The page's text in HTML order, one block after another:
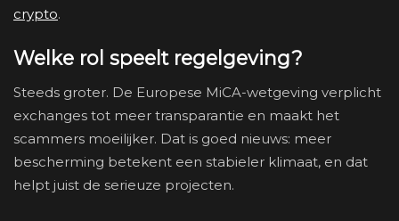
crypto.
Welke rol speelt regelgeving?
Steeds groter. De Europese MiCA-wetgeving verplicht
exchanges tot meer transparantie en maakt het
scammers moeilijker. Dat is goed nieuws: meer
bescherming betekent een stabieler klimaat, en dat
helpt juist de serieuze projecten.